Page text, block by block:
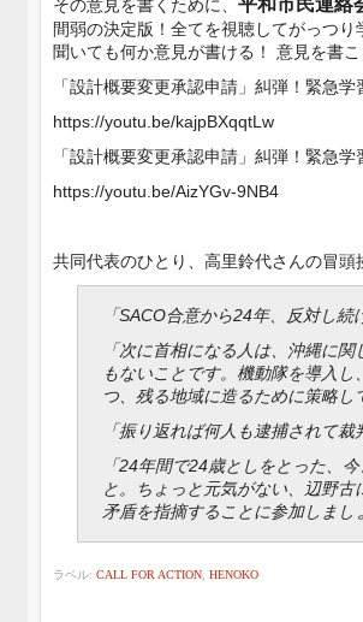
その意見を書くために、
間弱の決定版！全てを視聴してがっつ
聞いても何か意見が書ける！ 意見を書
「設計概要変更承認申請」糾弾！緊急
https://youtu.be/kajpBXqqtLw
「設計概要変更承認申請」糾弾！緊急
https://youtu.be/AizYGv-9NB4
共同代表のひとり、高里鈴代さんの冒頭
「SACO合意から24年、反対し続
「次に首相になる人は、沖縄に
もないことです。機動隊を導入
つ、残る地域に造るために策略し
「振り返れば何人も逮捕されて
「24年間で24歳としをとった、
と。ちょっと元気がない、辺野古
矛盾を指摘することに参加しまし
ラベル: CALL FOR ACTION HENOKO